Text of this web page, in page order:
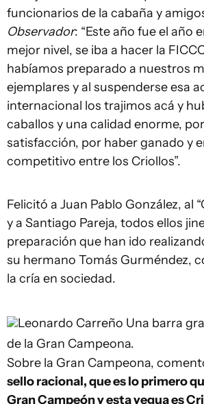
funcionarios de la cabaña y
Observador: “Este año fue el año
mejor nivel, se iba a hacer la
habíamos preparado a nuestros
ejemplares y al suspenderse esa
internacional los trajimos acá y
caballos y una calidad enorme,
satisfacción, por haber ganado y
competitivo entre los Criollos”.
Felicitó a Juan Pablo González, al
y a Santiago Pareja, todos ellos
preparación que han ido
su hermano Tomás Gurméndez,
la cría en sociedad.
Leonardo Carreño Una barra
de la Gran Campeona.
Sobre la Gran Campeona,
sello racional, que es lo primero
Gran Campeón y esta yegua es